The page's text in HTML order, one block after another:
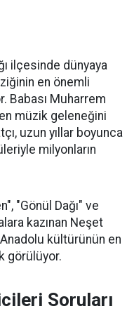
ilçesinde dünyaya
en önemli
Babası Muharrem
müzik geleneğini
uzun yıllar boyunca
milyonların
"Gönül Dağı" ve
kazınan Neşet
kültürünün en
görülüyor.
Soruları